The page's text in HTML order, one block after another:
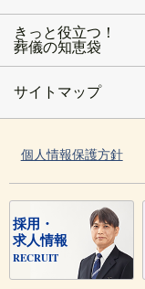
きっと役立つ！
葬儀の知恵袋
サイトマップ
個人情報保護方針
採用・
求人情報
RECRUIT